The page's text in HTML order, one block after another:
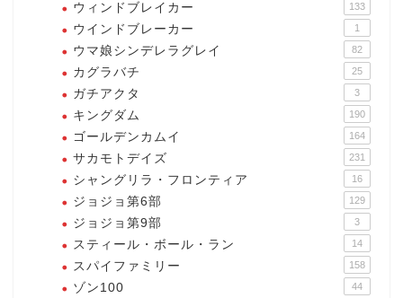
ウィンドブレイカー 133
ウインドブレーカー 1
ウマ娘シンデレラグレイ 82
カグラバチ 25
ガチアクタ 3
キングダム 190
ゴールデンカムイ 164
サカモトデイズ 231
シャングリラ・フロンティア 16
ジョジョ第6部 129
ジョジョ第9部 3
スティール・ボール・ラン 14
スパイファミリー 158
ゾン100 44